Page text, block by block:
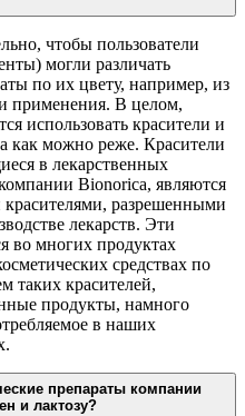
чтобы пользователи
могли различать
по их цвету, например, из
применения. В целом,
использовать красители и
как можно реже. Красители
в лекарственных
Bionorica, являются
разрешенными
лекарств. Эти
во многих продуктах
средствах по
таких красителей,
продукты, намного
в наших
препараты компании
и лактозу?